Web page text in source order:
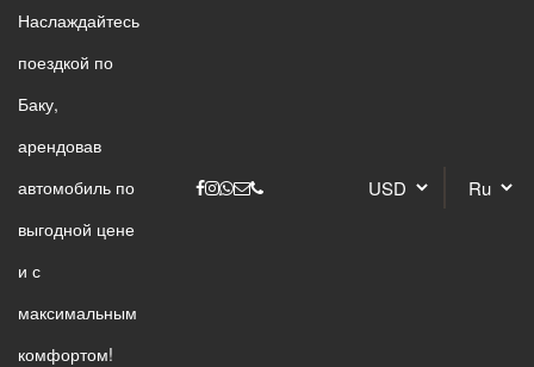
Наслаждайтесь
поездкой по
Баку,
арендовав
автомобиль по
выгодной цене
и с
максимальным
комфортом!